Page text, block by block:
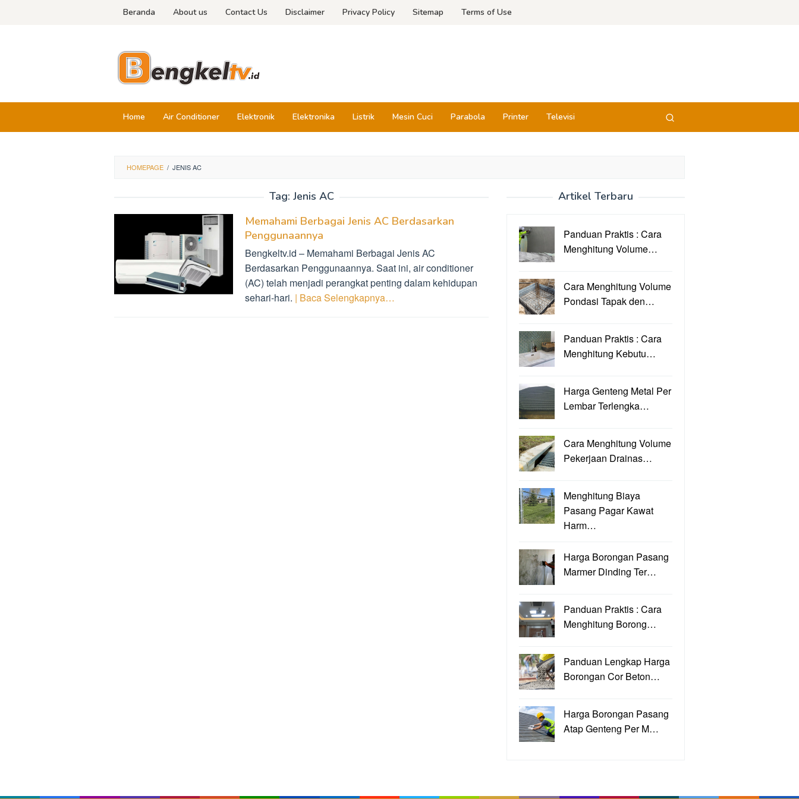
Beranda About us Contact Us Disclaimer Privacy Policy Sitemap Terms of Use
Home Air Conditioner Elektronik Elektronika Listrik Mesin Cuci Parabola Printer Televisi
HOMEPAGE / JENIS AC
Tag: Jenis AC
Memahami Berbagai Jenis AC Berdasarkan
Penggunaannya
Bengkeltv.id – Memahami Berbagai Jenis AC
Berdasarkan Penggunaannya. Saat ini, air conditioner
(AC) telah menjadi perangkat penting dalam kehidupan
sehari-hari. | Baca Selengkapnya…
Artikel Terbaru
Panduan Praktis : Cara
Menghitung Volume…
Cara Menghitung Volume
Pondasi Tapak den…
Panduan Praktis : Cara
Menghitung Kebutu…
Harga Genteng Metal Per
Lembar Terlengka…
Cara Menghitung Volume
Pekerjaan Drainas…
Menghitung Biaya
Pasang Pagar Kawat
Harm…
Harga Borongan Pasang
Marmer Dinding Ter…
Panduan Praktis : Cara
Menghitung Borong…
Panduan Lengkap Harga
Borongan Cor Beton…
Harga Borongan Pasang
Atap Genteng Per M…